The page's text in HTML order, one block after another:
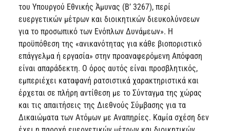
του Υπουργού Εθνικής Άμυνας (Β’ 3267), περί
ευεργετικών μέτρων και διοικητικών διευκολύνσεων
για το προσωπικό των Ενόπλων Δυνάμεων». Η
προϋπόθεση της «ανικανότητας για κάθε βιοποριστικό
επάγγελμα ή εργασία» στην προαναφερόμενη Απόφαση
είναι απαράδεκτη. Ο όρος αυτός είναι προσβλητικός,
εμπεριέχει καταφανή ρατσιστικά χαρακτηριστικά και
έρχεται σε πλήρη αντίθεση με το Σύνταγμα της χώρας
και τις απαιτήσεις της Διεθνούς Σύμβασης για τα
Δικαιώματα των Ατόμων με Αναπηρίες. Καμία σχέση δεν